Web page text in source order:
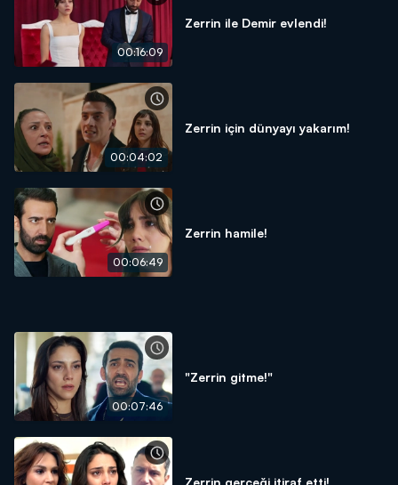
00:16:09
Zerrin ile Demir evlendi!
00:04:02
Zerrin için dünyayı yakarım!
00:06:49
Zerrin hamile!
00:07:46
"Zerrin gitme!"
Zerrin gerçeği itiraf etti!